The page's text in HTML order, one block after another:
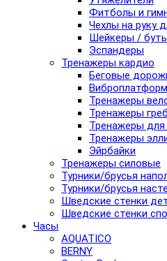
Фитболы и
Чехлы на руку
Шейкеры /
Эспандеры
Тренажеры кардио
Беговые
Тренажеры
Тренажеры
Тренажеры для
Тренажеры
Эйрбайки
Тренажеры силовые
Турники/брусья
Турники/брусья
Шведские стенки
Шведские стенки
Часы
AQUATICO
BERNY